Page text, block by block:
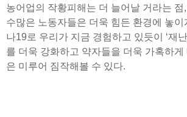
농어업의 작황피해는 더 늘어날 거라는 점
수많은 노동자들은 더욱 힘든 환경에 놓이
나19로 우리가 지금 경험하고 있듯이 ‘재
를 더욱 강화하고 약자들을 더욱 가혹하게
은 미루어 짐작해볼 수 있다.